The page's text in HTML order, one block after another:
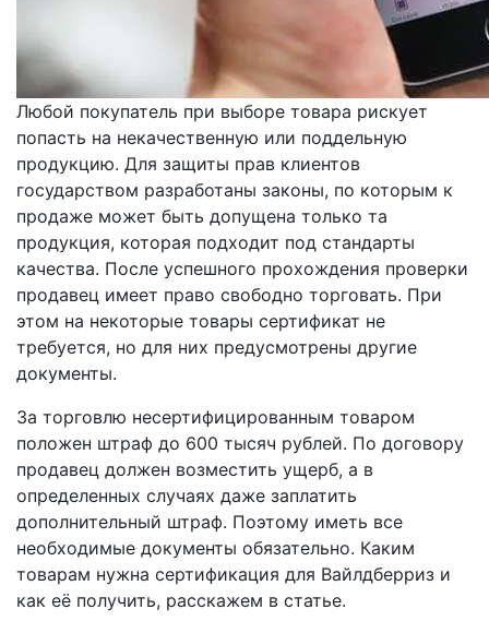
Любой покупатель при выборе товара рискует
попасть на некачественную или поддельную
продукцию. Для защиты прав клиентов
государством разработаны законы, по которым к
продаже может быть допущена только та
продукция, которая подходит под стандарты
качества. После успешного прохождения проверки
продавец имеет право свободно торговать. При
этом на некоторые товары сертификат не
требуется, но для них предусмотрены другие
документы.
За торговлю несертифицированным товаром
положен штраф до 600 тысяч рублей. По договору
продавец должен возместить ущерб, а в
определенных случаях даже заплатить
дополнительный штраф. Поэтому иметь все
необходимые документы обязательно. Каким
товарам нужна сертификация для Вайлдберриз и
как её получить, расскажем в статье.